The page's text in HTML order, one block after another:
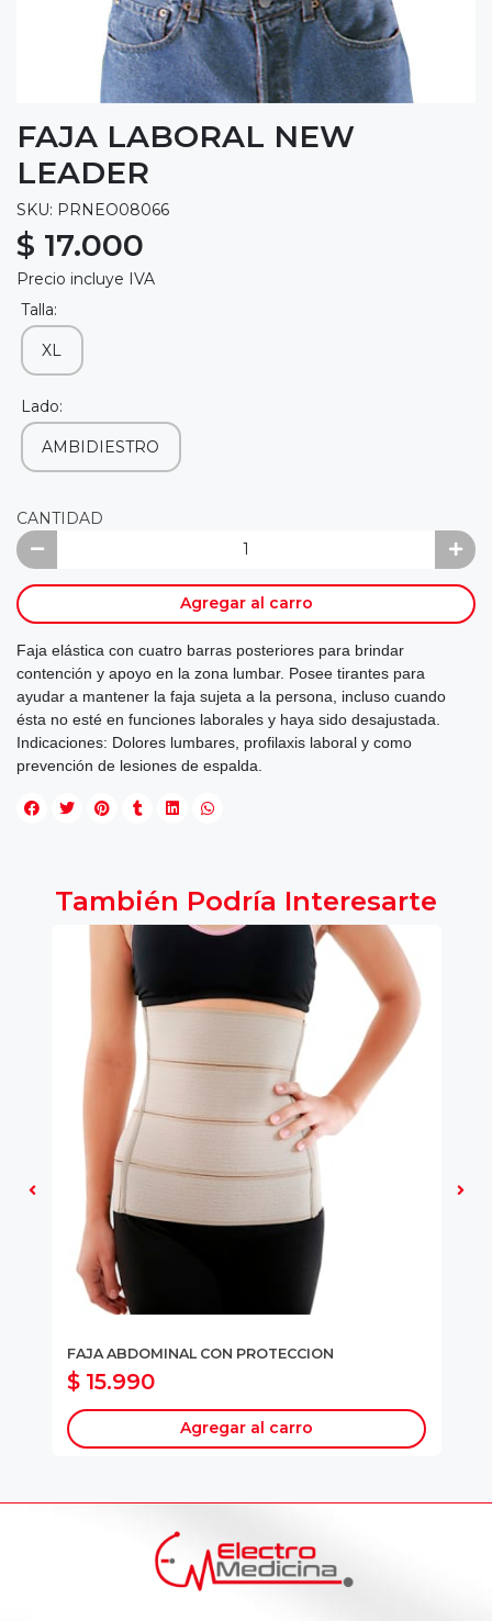
FAJA LABORAL NEW
LEADER
SKU: PRNEO08066
$ 17.000
Precio incluye IVA
Talla:
XL
Lado:
AMBIDIESTRO
CANTIDAD
Agregar al carro
Faja elástica con cuatro barras posteriores para brindar
contención y apoyo en la zona lumbar. Posee tirantes para
ayudar a mantener la faja sujeta a la persona, incluso cuando
ésta no esté en funciones laborales y haya sido desajustada.
Indicaciones: Dolores lumbares, profilaxis laboral y como
prevención de lesiones de espalda.
También Podría Interesarte
FAJA ABDOMINAL CON PROTECCION
$ 15.990
Agregar al carro